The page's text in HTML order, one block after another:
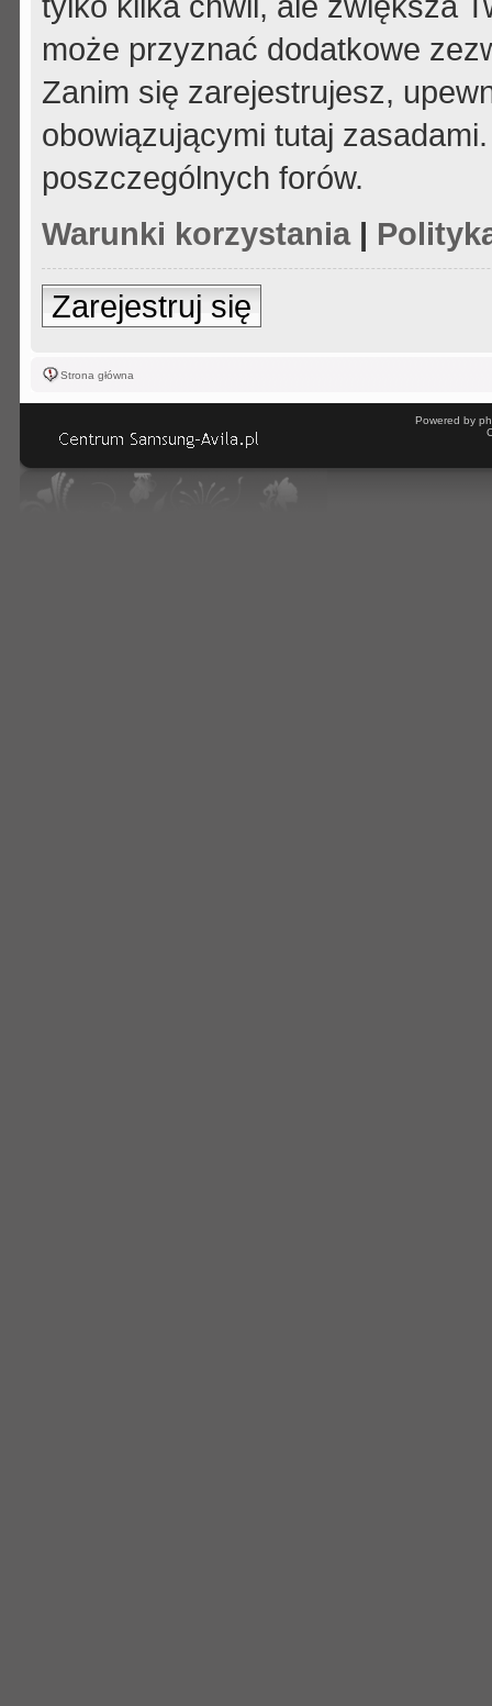
może przyznać dodatkowe
Zanim się zarejestrujesz,
obowiązującymi tutaj
poszczególnych forów.
Warunki korzystania|
Zarejestruj się
Strona główna
Powered by